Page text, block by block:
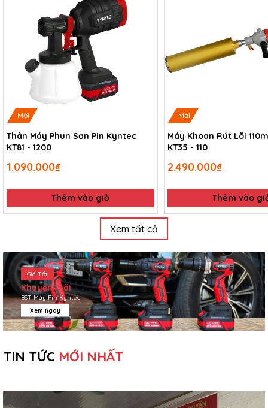
Mới
Thân Máy Phun Sơn Pin Kyntec
KT81 - 1200
1.090.000₫
Thêm vào giỏ
Mới
Máy Khoan Rút Lõi
KT35 - 110
2.490.000₫
Thêm vào
Xem tất cả
Giá Tốt
Khuyến mãi
BST Máy Pin Kyntec
Xem ngay
TIN TỨC MỚI NHẤT